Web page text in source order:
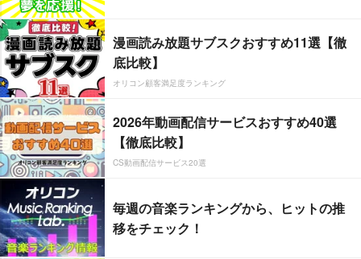
漫画読み放題サブスクおすすめ11選【徹
底比較】
オリコン顧客満足度ランキング
2026年動画配信サービスおすすめ40選
【徹底比較】
CS動画配信サービス20選
毎週の音楽ランキングから、ヒットの推
移をチェック！